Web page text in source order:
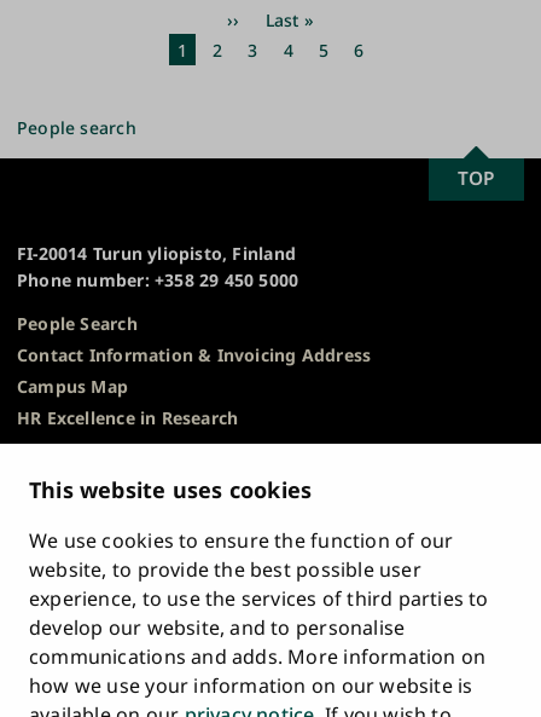
This website uses cookies
We use cookies to ensure the function of our
website, to provide the best possible user
experience, to use the services of third parties to
develop our website, and to personalise
communications and adds. More information on
how we use your information on our website is
Next
page
››
Last
page
Last »
Current
1 Page
2 Page
3 Page
4 Page
5 Page
6
People search
FI-20014 Turun yliopisto, Finland
Phone number: +358 29 450 5000
People Search
Contact Information & Invoicing Address
Campus Map
HR Excellence in Research
Privacy Notice
Description of Document Publicity & Information
Whistleblowing
Accessibility Statement
Feedback
Intranet & Online Tools
Cookie Settings
SCROLL
TO
TOP